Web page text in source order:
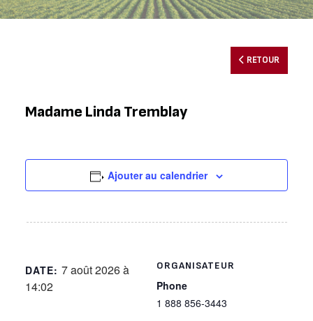
RETOUR
Madame Linda Tremblay
Ajouter au calendrier
DATE:7 août 2026 à
14:02
ORGANISATEUR
Phone
1 888 856-3443